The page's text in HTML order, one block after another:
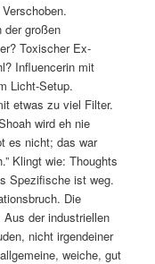
der großen
Toxischer Ex-
Influencerin mit
Licht-Setup.
etwas zu viel Filter.
wird eh nie
es nicht; das war
Klingt wie: Thoughts
Spezifische ist weg.
Die
der industriellen
nicht irgendeiner
weiche, gut